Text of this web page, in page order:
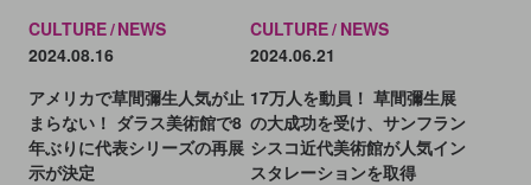
CULTURE NEWS
2024.08.16
アメリカで草間彌生人気が止
まらない！ ダラス美術館で8
年ぶりに代表シリーズの再展
示が決定
CULTURE NEWS
2024.06.21
17万人を動員！ 草間彌生展
の大成功を受け、サンフラン
シスコ近代美術館が人気イン
スタレーションを取得